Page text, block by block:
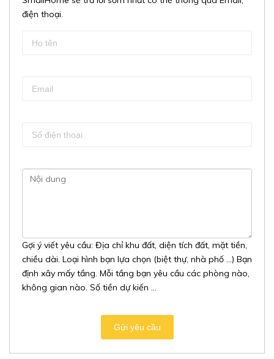
điện thoại.
Gợi ý viết yêu cầu: Địa chỉ khu đất, diện tích đất, mặt tiền,
chiều dài. Loại hình bạn lựa chọn (biệt thự, nhà phố …) Bạn
định xây mấy tầng. Mỗi tầng bạn yêu cầu các phòng nào,
không gian nào. Số tiền dự kiến ...
Gửi yêu cầu